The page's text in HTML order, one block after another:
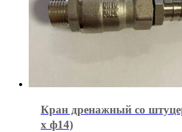
Кран дренажный со
x ф14)